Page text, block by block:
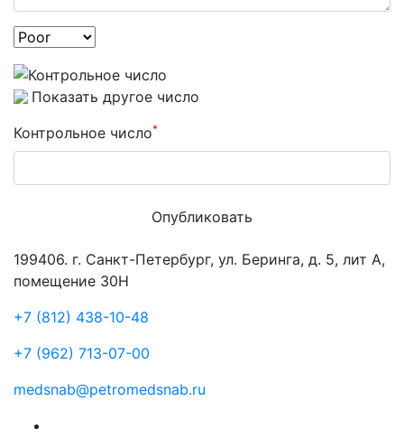
Показать другое число
Контрольное число*
Опубликовать
199406. г. Санкт-Петербург, ул. Беринга, д. 5, лит А,
помещение 30Н
+7 (812) 438-10-48
+7 (962) 713-07-00
medsnab@petromedsnab.ru